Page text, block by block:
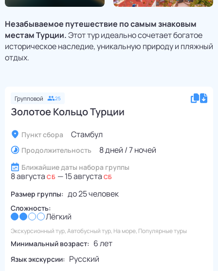
Незабываемое путешествие по самым знаковым
местам Турции.Этот тур идеально сочетает богатое
историческое наследие, уникальную природу и пляжный
отдых.
Групповой 25
Золотое Кольцо Турции
Пункт сбора Стамбул
Продолжительность 8 дней / 7 ночей
Ближайшие даты набора группы
8 августа СБ —15 августа СБ
Размер группы: до25человек
Сложность:
Лёгкий
Экскурсионный тур, Автобусный тур, На море, Популярные туры
Минимальный возраст: 6 лет
Язык экскурсии: Русский